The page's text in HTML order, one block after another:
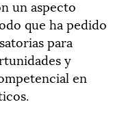
un aspecto
que ha pedido
para
y
en